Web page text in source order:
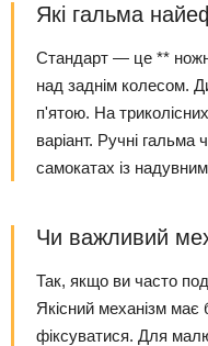
Які гальма
Стандарт — це **
над заднім колесом.
п'ятою. На
варіант. Ручні гальма
самокатах із
Чи важливий
Так, якщо ви часто
Якісний механізм має
фіксуватися. Для